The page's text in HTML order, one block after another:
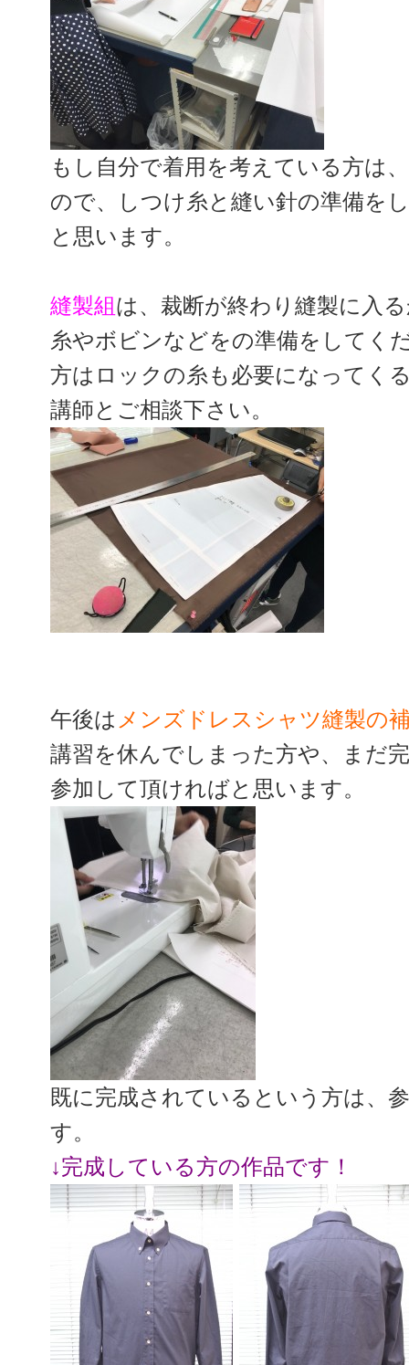
もし自分で着用を考えている方は
ので、しつけ糸と縫い針の準備を
と思います。
縫製組は、裁断が終わり縫製に入
糸やボビンなどをの準備をしてく
方はロックの糸も必要になってく
講師とご相談下さい。
午後は メンズドレスシャツ縫製の
講習を休んでしまった方や、まだ
参加して頂ければと思います。
既に完成されているという方は、
す。
↓完成している方の作品です！